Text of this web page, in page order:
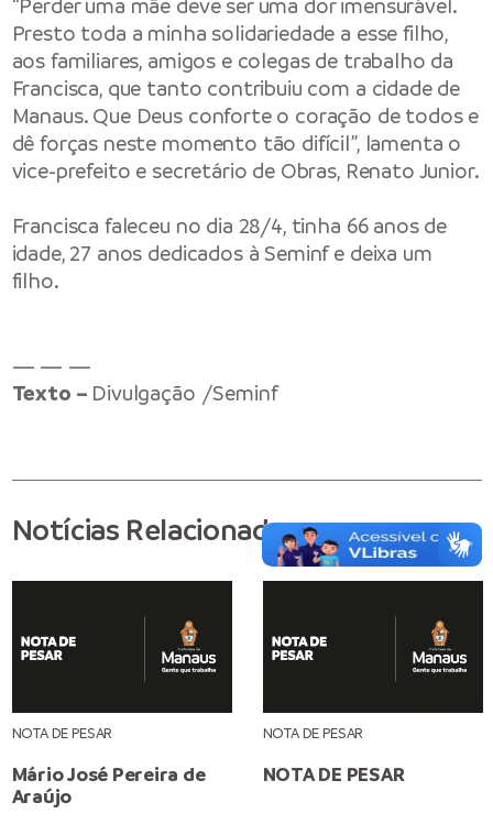
“Perder uma mãe deve ser uma dor imensurável.
Presto toda a minha solidariedade a esse filho,
aos familiares, amigos e colegas de trabalho da
Francisca, que tanto contribuiu com a cidade de
Manaus. Que Deus conforte o coração de todos e
dê forças neste momento tão difícil”, lamenta o
vice-prefeito e secretário de Obras, Renato Junior.
Francisca faleceu no dia 28/4, tinha 66 anos de
idade, 27 anos dedicados à Seminf e deixa um
filho.
— — —
Texto – Divulgação /Seminf
Notícias Relacionadas
NOTA DE PESAR
Mário José Pereira de
Araújo
NOTA DE PESAR
NOTA DE PESAR